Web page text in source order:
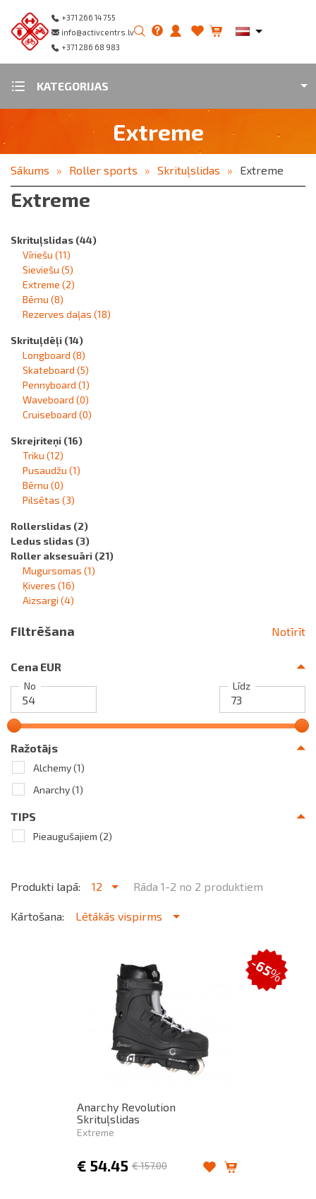
+371 266 14 755
info@activcentrs.lv
+371 286 68 983
KATEGORIJAS
Extreme
Sākums Roller sports Skrituļslidas Extreme
Extreme
Skrituļslidas (44)
Vīriešu (11)
Sieviešu (5)
Extreme (2)
Bērnu (8)
Rezerves daļas (18)
Skrituļdēļi (14)
Longboard (8)
Skateboard (5)
Pennyboard (1)
Waveboard (0)
Cruiseboard (0)
Skrejriteņi (16)
Triku (12)
Pusaudžu (1)
Bērnu (0)
Pilsētas (3)
Rollerslidas (2)
Ledus slidas (3)
Roller aksesuāri (21)
Mugursomas (1)
Ķiveres (16)
Aizsargi (4)
Filtrēšana Notīrīt
Cena EUR
No Līdz
Ražotājs
Alchemy(1)
Anarchy(1)
TIPS
Pieaugušajiem (2)
Produkti lapā: 12 Rāda 1-2 no 2 produktiem
Kārtošana: Lētākās vispirms
Anarchy Revolution
Skrituļslidas
Extreme
€ 54.45 €157.00
-65%